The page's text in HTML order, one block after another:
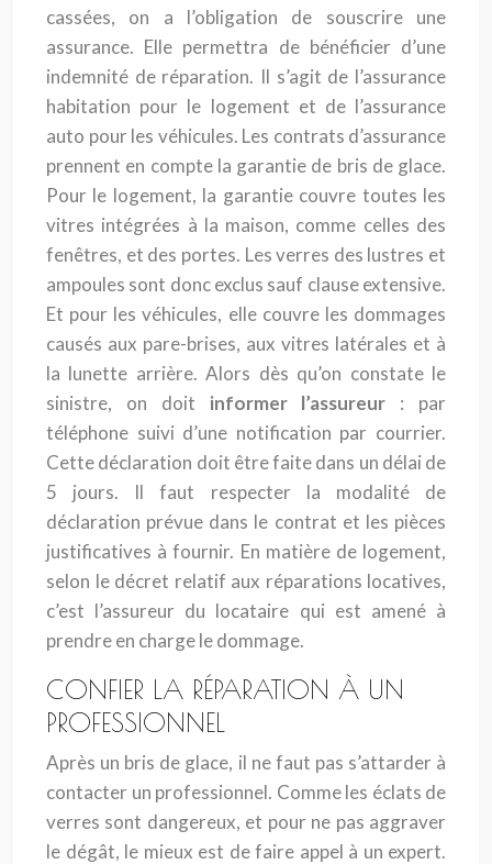
cassées, on a l’obligation de souscrire une
assurance. Elle permettra de bénéficier d’une
indemnité de réparation. Il s’agit de l’assurance
habitation pour le logement et de l’assurance
auto pour les véhicules. Les contrats d’assurance
prennent en compte la garantie de bris de glace.
Pour le logement, la garantie couvre toutes les
vitres intégrées à la maison, comme celles des
fenêtres, et des portes. Les verres des lustres et
ampoules sont donc exclus sauf clause extensive.
Et pour les véhicules, elle couvre les dommages
causés aux pare-brises, aux vitres latérales et à
la lunette arrière. Alors dès qu’on constate le
sinistre, on doit informer l’assureur : par
téléphone suivi d’une notification par courrier.
Cette déclaration doit être faite dans un délai de
5 jours. Il faut respecter la modalité de
déclaration prévue dans le contrat et les pièces
justificatives à fournir. En matière de logement,
selon le décret relatif aux réparations locatives,
c’est l’assureur du locataire qui est amené à
prendre en charge le dommage.
CONFIER LA RÉPARATION À UN
PROFESSIONNEL
Après un bris de glace, il ne faut pas s’attarder à
contacter un professionnel. Comme les éclats de
verres sont dangereux, et pour ne pas aggraver
le dégât, le mieux est de faire appel à un expert.